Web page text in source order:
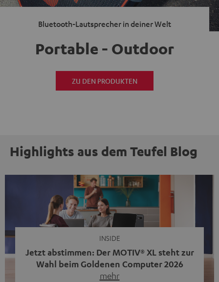
Bluetooth-Lautsprecher in deiner Welt
Portable - Outdoor
ZU DEN PRODUKTEN
Highlights aus dem Teufel Blog
INSIDE
Jetzt abstimmen: Der MOTIV® XL steht zur
Wahl beim Goldenen Computer 2026
mehr